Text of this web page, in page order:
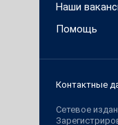
Наши
Помощь
Контактные
Сетевое